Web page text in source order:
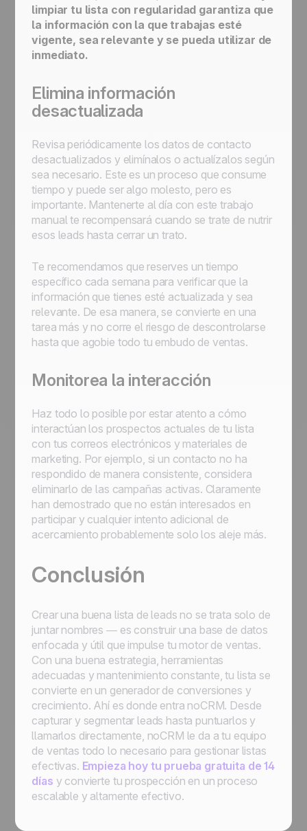
limpiar tu lista con regularidad garantiza que
la información con la que trabajas esté
vigente, sea relevante y se pueda utilizar de
inmediato.
Elimina información
desactualizada
Revisa periódicamente los datos de contacto
desactualizados y elimínalos o actualízalos según
sea necesario. Este es un proceso que consume
tiempo y puede ser algo molesto, pero es
importante. Mantenerte al día con este trabajo
manual te recompensará cuando se trate de nutrir
esos leads hasta cerrar un trato.
Te recomendamos que reserves un tiempo
específico cada semana para verificar que la
información que tienes esté actualizada y sea
relevante. De esa manera, se convierte en una
tarea más y no corre el riesgo de descontrolarse
hasta que agobie todo tu embudo de ventas.
Monitorea la interacción
Haz todo lo posible por estar atento a cómo
interactúan los prospectos actuales de tu lista
con tus correos electrónicos y materiales de
marketing. Por ejemplo, si un contacto no ha
respondido de manera consistente, considera
eliminarlo de las campañas activas. Claramente
han demostrado que no están interesados en
participar y cualquier intento adicional de
acercamiento probablemente solo los aleje más.
Conclusión
Crear una buena lista de leads no se trata solo de
juntar nombres — es construir una base de datos
enfocada y útil que impulse tu motor de ventas.
Con una buena estrategia, herramientas
adecuadas y mantenimiento constante, tu lista se
convierte en un generador de conversiones y
crecimiento. Ahí es donde entra noCRM. Desde
capturar y segmentar leads hasta puntuarlos y
llamarlos directamente, noCRM le da a tu equipo
de ventas todo lo necesario para gestionar listas
efectivas. Empieza hoy tu prueba gratuita de 14
días y convierte tu prospección en un proceso
escalable y altamente efectivo.